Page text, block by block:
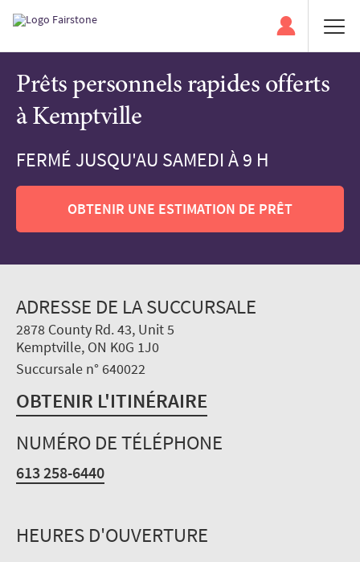
Prêts personnels rapides offerts
à Kemptville
FERMÉ JUSQU'AU SAMEDI À 9 H
OBTENIR UNE ESTIMATION DE PRÊT
ADRESSE DE LA SUCCURSALE
2878 County Rd. 43, Unit 5
Kemptville, ON K0G 1J0
Succursale n° 640022
OBTENIR L'ITINÉRAIRE
NUMÉRO DE TÉLÉPHONE
613 258-6440
HEURES D'OUVERTURE